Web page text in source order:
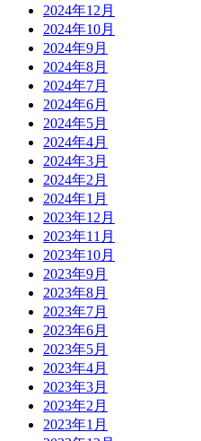
2024年12月
2024年10月
2024年9月
2024年8月
2024年7月
2024年6月
2024年5月
2024年4月
2024年3月
2024年2月
2024年1月
2023年12月
2023年11月
2023年10月
2023年9月
2023年8月
2023年7月
2023年6月
2023年5月
2023年4月
2023年3月
2023年2月
2023年1月